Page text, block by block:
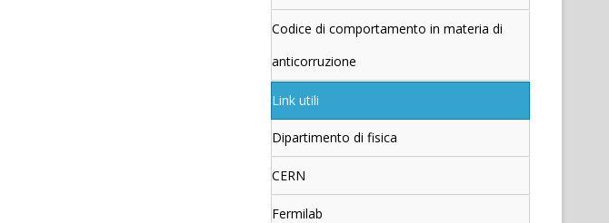
Codice di comportamento in materia di
anticorruzione
Link utili
Dipartimento di fisica
CERN
Fermilab